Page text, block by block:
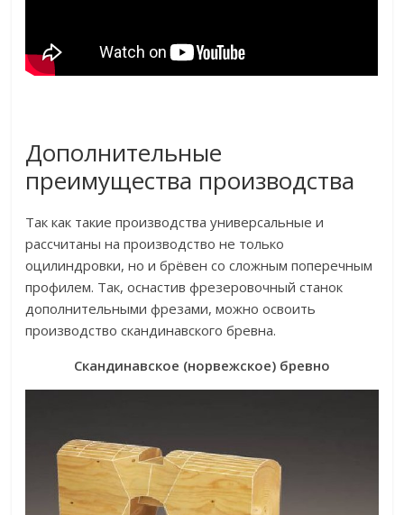
Дополнительные
преимущества производства
Так как такие производства универсальные и
рассчитаны на производство не только
оцилиндровки, но и брёвен со сложным поперечным
профилем. Так, оснастив фрезеровочный станок
дополнительными фрезами, можно освоить
производство скандинавского бревна.
Скандинавское (норвежское) бревно